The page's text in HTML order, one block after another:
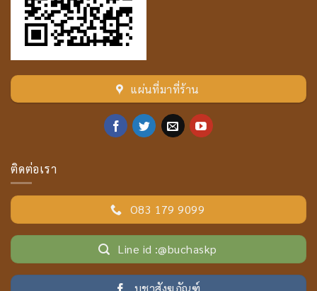
แผ่นที่มาที่ร้าน
ติดต่อเรา
O83 179 9099
Line id :@buchaskp